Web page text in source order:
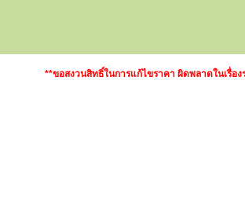
**ขอสงวนสิทธิ์ในการแก้ไขราคา ผิดพลาดในเรื่